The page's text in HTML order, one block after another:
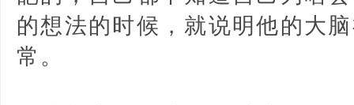
的想法的时候，就说明他的大
常。